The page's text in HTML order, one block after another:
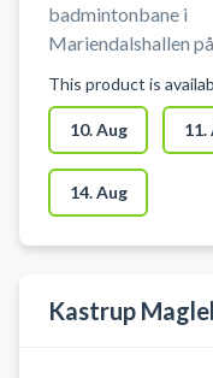
Frederiksberg eller
badmintonbane
på Frederiksberg.
badmintonbane
månedligt så du har
badmintonbane
badmintonhallen på
Frederiksberg eller
badmintonbane i
Mariendalshallen på
badmintonbane og
i centrum af
Frederiksberg.
ledige
Frederiksberg i
Hallen,
såsom ketchere
købes og er på køl.
This product is
10. Aug 11.
14. Aug
Kastrup